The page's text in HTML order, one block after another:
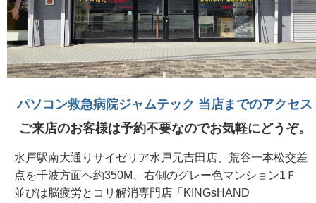
パソコン救急病院ジャムテック 当店までのアクセス
ご来店のお客様は予約不要なのでお気軽にどうぞ。
水戸駅南大通りサイゼリア水戸元吉田店、荒谷一本松交差
点を千波方面へ約350M、右側のグレー色マンション1Ｆ
並びは脳疲労とコリ解消専門店「KINGsHAND